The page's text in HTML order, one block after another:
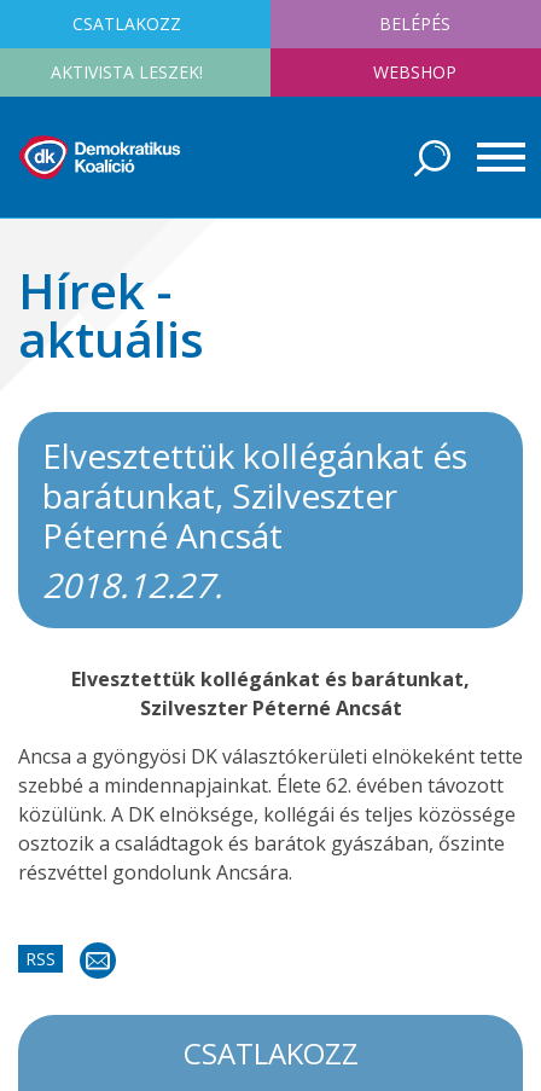
CSATLAKOZZ BELÉPÉS
AKTIVISTA LESZEK! WEBSHOP
Hírek -
aktuális
Elvesztettük kollégánkat és
barátunkat, Szilveszter
Péterné Ancsát
2018.12.27.
Elvesztettük kollégánkat és barátunkat,
Szilveszter Péterné Ancsát
Ancsa a gyöngyösi DK választókerületi elnökeként tette
szebbé a mindennapjainkat. Élete 62. évében távozott
közülünk. A DK elnöksége, kollégái és teljes közössége
osztozik a családtagok és barátok gyászában, őszinte
részvéttel gondolunk Ancsára.
RSS
CSATLAKOZZ